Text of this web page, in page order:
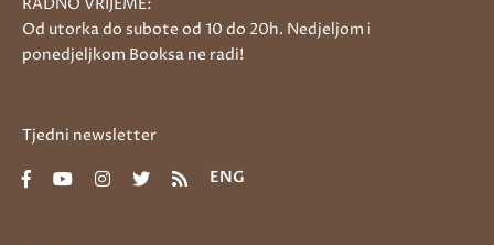
Od utorka do subote od 10 do 20h. Nedjeljom i
ponedjeljkom Booksa ne radi!
Tjedni newsletter
ENG